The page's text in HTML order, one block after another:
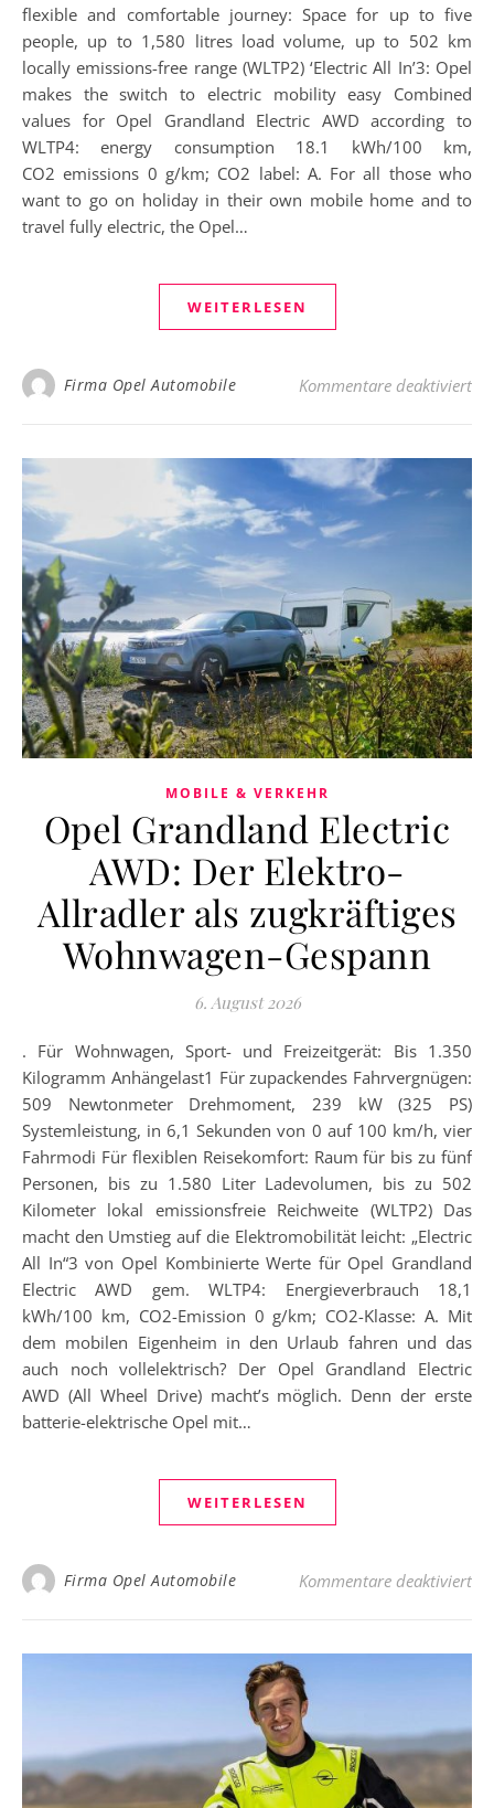
flexible and comfortable journey: Space for up to five
people, up to 1,580 litres load volume, up to 502 km
locally emissions-free range (WLTP2) ‘Electric All In’3: Opel
makes the switch to electric mobility easy Combined
values for Opel Grandland Electric AWD according to
WLTP4: energy consumption 18.1 kWh/100 km,
CO2 emissions 0 g/km; CO2 label: A. For all those who
want to go on holiday in their own mobile home and to
travel fully electric, the Opel…
WEITERLESEN
Firma Opel Automobile Kommentare deaktiviertfür
MOBILE & VERKEHR
Opel Grandland Electric
AWD: Der Elektro-
Allradler als zugkräftiges
Wohnwagen-Gespann
6. August 2026
. Für Wohnwagen, Sport- und Freizeitgerät: Bis 1.350
Kilogramm Anhängelast1 Für zupackendes Fahrvergnügen:
509 Newtonmeter Drehmoment, 239 kW (325 PS)
Systemleistung, in 6,1 Sekunden von 0 auf 100 km/h, vier
Fahrmodi Für flexiblen Reisekomfort: Raum für bis zu fünf
Personen, bis zu 1.580 Liter Ladevolumen, bis zu 502
Kilometer lokal emissionsfreie Reichweite (WLTP2) Das
macht den Umstieg auf die Elektromobilität leicht: „Electric
All In“3 von Opel Kombinierte Werte für Opel Grandland
Electric AWD gem. WLTP4: Energieverbrauch 18,1
kWh/100 km, CO2-Emission 0 g/km; CO2-Klasse: A. Mit
dem mobilen Eigenheim in den Urlaub fahren und das
auch noch vollelektrisch? Der Opel Grandland Electric
AWD (All Wheel Drive) macht’s möglich. Denn der erste
batterie-elektrische Opel mit…
WEITERLESEN
Firma Opel Automobile Kommentare deaktiviertfür